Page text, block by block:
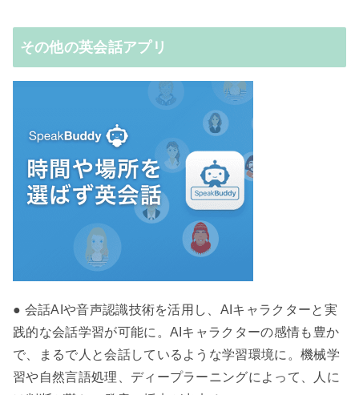
その他の英会話アプリ
● 会話AIや音声認識技術を活用し、AIキャラクターと実
践的な会話学習が可能に。AIキャラクターの感情も豊か
で、まるで人と会話しているような学習環境に。機械学
習や自然言語処理、ディープラーニングによって、人に